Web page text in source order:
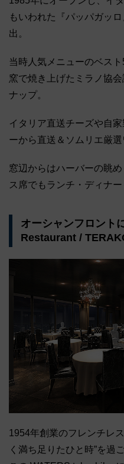
もいわれた『パッパガッ
出。
当時人気メニューのベス
窯で焼き上げたミラノ協
ナップ。
イタリア直送チーズや自
ーから直送＆ソムリエ厳選
窓辺からはハーバーの眺
ス席でもランチ・ディナー
オーシャンフロント
Restaurant /
1954年創業のフレンチレ
く満ち足りたひと時”を過